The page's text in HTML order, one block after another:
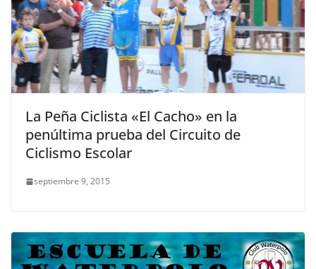
La Peña Ciclista «El Cacho» en la
penúltima prueba del Circuito de
Ciclismo Escolar
septiembre 9, 2015